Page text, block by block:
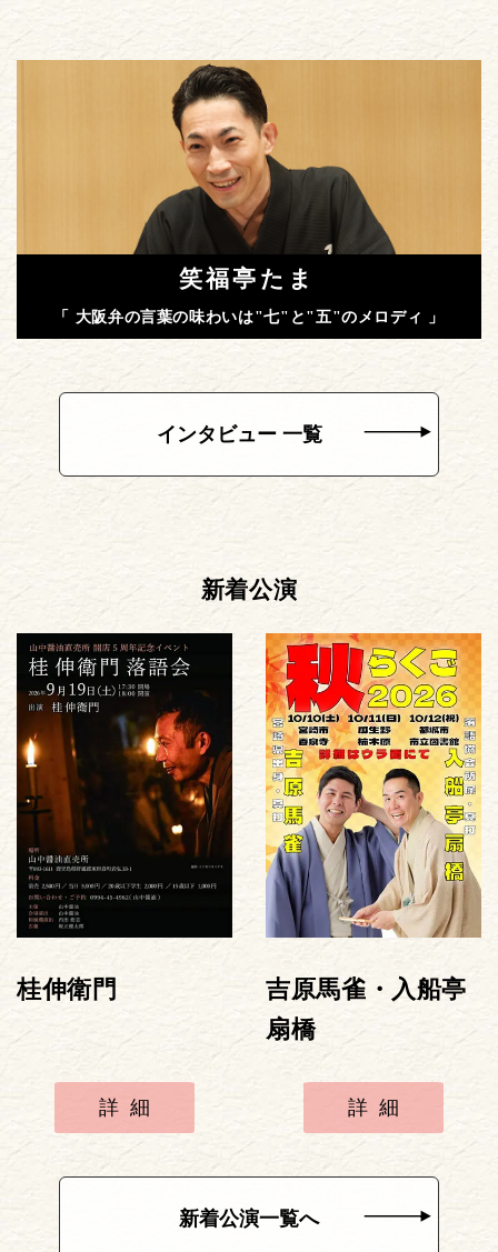
笑福亭たま
「 大阪弁の言葉の味わいは"七"と"五"のメロディ 」
インタビュー 一覧
新着公演
桂伸衛門
詳細
吉原馬雀・入船亭
扇橋
詳細
新着公演一覧へ